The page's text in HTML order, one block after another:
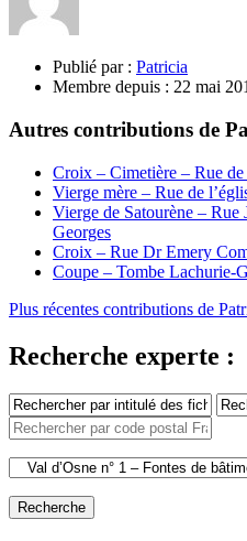
Publié par : Patricia
Membre depuis : 22 mai
Autres contributions de
Croix – Cimetière – Rue
Vierge mère – Rue de
Vierge de Satourène –
Georges
Croix – Rue Dr Emery
Coupe – Tombe Lachurie-
Plus récentes contributions de
Recherche experte :